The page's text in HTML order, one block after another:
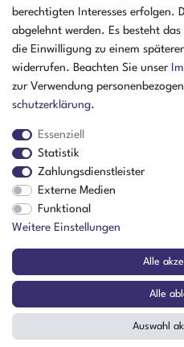
07:30 -
Sperrgut, Spedition und
² Nur für Firmen mit
© Copyright 2026 Amikon
berechtigten Interesses erfolgen.
abgelehnt werden. Es besteht
die Einwilligung zu einem
widerrufen. Beachten Sie unser
zur Verwendung
schutz­erklärung.
Essenziell
Statistik
Zahlungsdienstleister
Externe Medien
Funktional
Weitere Einstellungen
Alle
Alle
Auswahl